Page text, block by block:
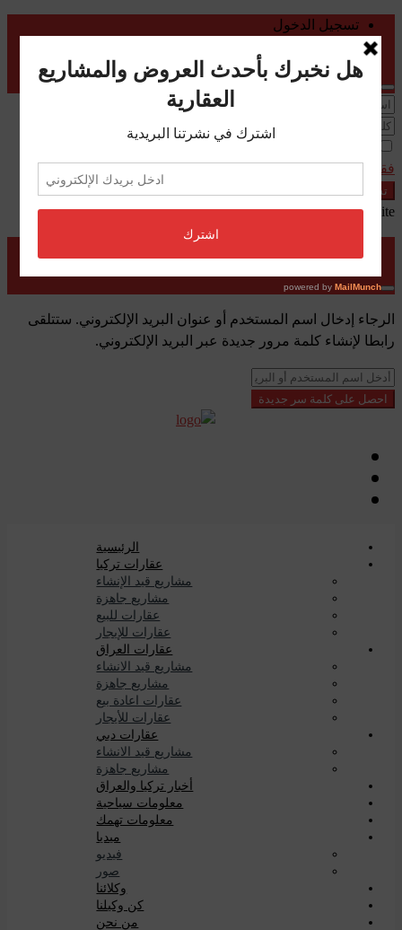
تسجيل الدخول
فقدت كلمة المرور الخاصة بك؟
تسجيل الدخول
User registration is disabled in this website.
الرجاء إدخال اسم المستخدم أو عنوان البريد الإلكتروني. ستتلقى
رابطا لإنشاء كلمة مرور جديدة عبر البريد الإلكتروني.
احصل على كلمة سر جديدة
الرئيسية
عقارات تركيا
مشاريع قيد الإنشاء
مشاريع جاهزة
عقارات للبيع
عقارات للإيجار
عقارات العراق
مشاريع قيد الانشاء
مشاريع جاهزة
عقارات اعادة بيع
عقارات للأيجار
عقارات دبي
مشاريع قيد الانشاء
مشاريع جاهزة
أخبار تركيا والعراق
معلومات سياحية
معلومات تهمك
ميديا
فيديو
صور
وكلائنا
كن وكيلنا
من نحن